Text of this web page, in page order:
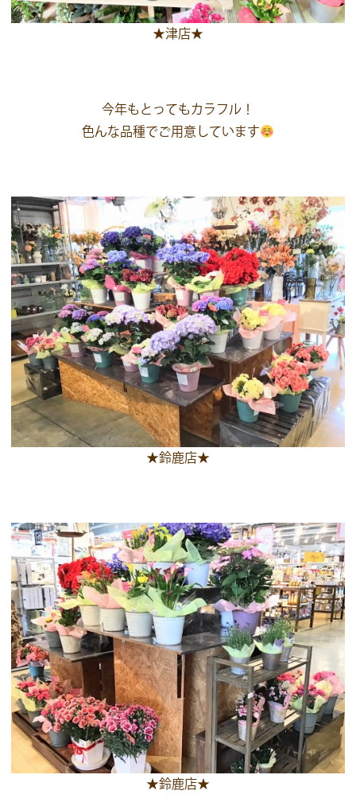
★津店★
今年もとってもカラフル！
色んな品種でご用意しています
★鈴鹿店★
★鈴鹿店★